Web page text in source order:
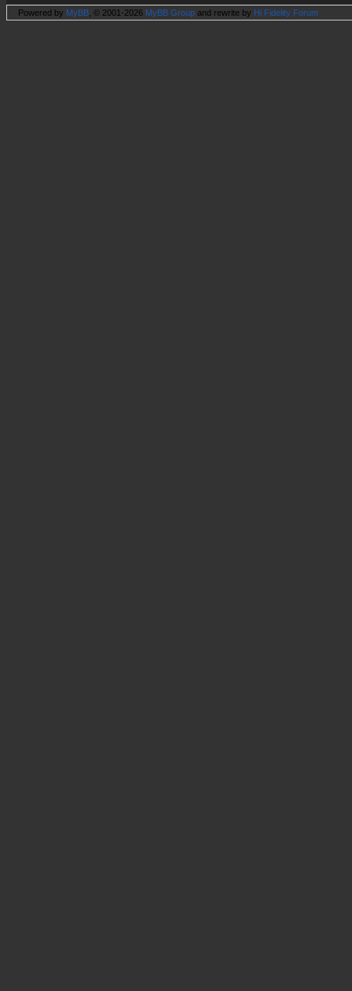
Powered by MyBB , © 2001-2026 MyBB Group and rewrite by Hi Fidelity Forum